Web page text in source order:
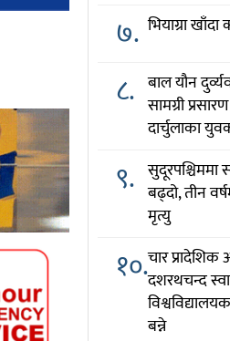
७. भियाग्रा
८. बाल यौन
सामग्री
दार्चुलाका
९. सुदूरपश्चिममा
बढ्दो, तीन
मृत्यु
१०.चार
दशरथचन्द
बन्ने